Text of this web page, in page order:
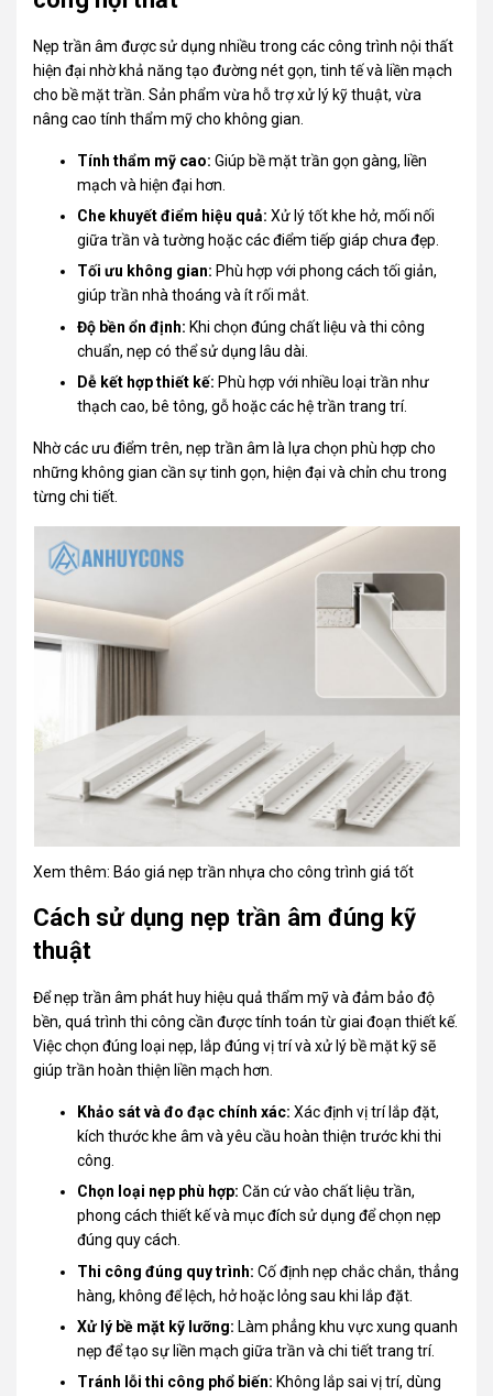
Nẹp trần âm được sử dụng nhiều trong các công trình nội thất
hiện đại nhờ khả năng tạo đường nét gọn, tinh tế và liền mạch
cho bề mặt trần. Sản phẩm vừa hỗ trợ xử lý kỹ thuật, vừa
nâng cao tính thẩm mỹ cho không gian.
Tính thẩm mỹ cao: Giúp bề mặt trần gọn gàng, liền
mạch và hiện đại hơn.
Che khuyết điểm hiệu quả: Xử lý tốt khe hở, mối nối
giữa trần và tường hoặc các điểm tiếp giáp chưa đẹp.
Tối ưu không gian: Phù hợp với phong cách tối giản,
giúp trần nhà thoáng và ít rối mắt.
Độ bền ổn định: Khi chọn đúng chất liệu và thi công
chuẩn, nẹp có thể sử dụng lâu dài.
Dễ kết hợp thiết kế: Phù hợp với nhiều loại trần như
thạch cao, bê tông, gỗ hoặc các hệ trần trang trí.
Nhờ các ưu điểm trên, nẹp trần âm là lựa chọn phù hợp cho
những không gian cần sự tinh gọn, hiện đại và chỉn chu trong
từng chi tiết.
Xem thêm: Báo giá nẹp trần nhựa cho công trình giá tốt
Cách sử dụng nẹp trần âm đúng kỹ
thuật
Để nẹp trần âm phát huy hiệu quả thẩm mỹ và đảm bảo độ
bền, quá trình thi công cần được tính toán từ giai đoạn thiết kế.
Việc chọn đúng loại nẹp, lắp đúng vị trí và xử lý bề mặt kỹ sẽ
giúp trần hoàn thiện liền mạch hơn.
Khảo sát và đo đạc chính xác: Xác định vị trí lắp đặt,
kích thước khe âm và yêu cầu hoàn thiện trước khi thi
công.
Chọn loại nẹp phù hợp: Căn cứ vào chất liệu trần,
phong cách thiết kế và mục đích sử dụng để chọn nẹp
đúng quy cách.
Thi công đúng quy trình: Cố định nẹp chắc chắn, thẳng
hàng, không để lệch, hở hoặc lỏng sau khi lắp đặt.
Xử lý bề mặt kỹ lưỡng: Làm phẳng khu vực xung quanh
nẹp để tạo sự liền mạch giữa trần và chi tiết trang trí.
Tránh lỗi thi công phổ biến: Không lắp sai vị trí, dùng